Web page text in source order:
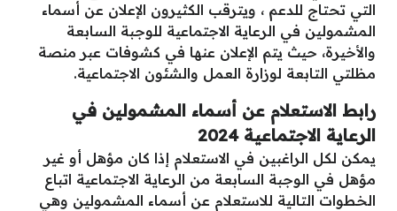
التي تحتاج للدعم ، ويترقب الكثيرون الإعلان عن أسماء
المشمولين في الرعاية الاجتماعية للوجبة السابعة
والأخيرة، حيث يتم الإعلان عنها في كشوفات عبر منصة
مظلتي التابعة لوزارة العمل والشئون الاجتماعية.
رابط الاستعلام عن أسماء المشمولين في
الرعاية الاجتماعية 2024
يمكن لكل الراغبين في الاستعلام إذا كان مؤهل أو غير
مؤهل في الوجبة السابعة من الرعاية الاجتماعية اتباع
الخطوات التالية للاستعلام عن أسماء المشمولين وهي